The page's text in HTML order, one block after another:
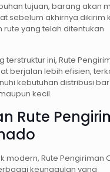
tujuan, barang akan
sebelum akhirnya dikirim
rute yang telah ditentukan
terstruktur ini, Rute
berjalan lebih efisien,
kebutuhan distribusi
kecil.
Rute
modern, Rute Pengiriman
keunggulan yang